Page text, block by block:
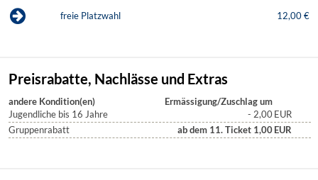
freie Platzwahl 12,00 €
Preisrabatte, Nachlässe und Extras
andere Kondition(en)
Ermässigung/Zuschlag um
Jugendliche bis 16 Jahre
- 2,00EUR
Gruppenrabatt
ab dem 11. Ticket 1,00EUR